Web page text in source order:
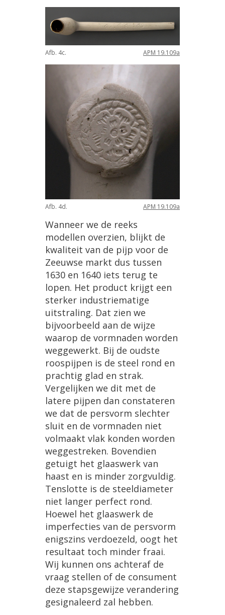
Afb. 4c. APM 19.109a
Afb. 4d. APM 19.109a
Wanneer we de reeks
modellen overzien, blijkt de
kwaliteit van de pijp voor de
Zeeuwse markt dus tussen
1630 en 1640 iets terug te
lopen. Het product krijgt een
sterker industriematige
uitstraling. Dat zien we
bijvoorbeeld aan de wijze
waarop de vormnaden worden
weggewerkt. Bij de oudste
roospijpen is de steel rond en
prachtig glad en strak.
Vergelijken we dit met de
latere pijpen dan constateren
we dat de persvorm slechter
sluit en de vormnaden niet
volmaakt vlak konden worden
weggestreken. Bovendien
getuigt het glaaswerk van
haast en is minder zorgvuldig.
Tenslotte is de steeldiameter
niet langer perfect rond.
Hoewel het glaaswerk de
imperfecties van de persvorm
enigszins verdoezeld, oogt het
resultaat toch minder fraai.
Wij kunnen ons achteraf de
vraag stellen of de consument
deze stapsgewijze verandering
gesignaleerd zal hebben.